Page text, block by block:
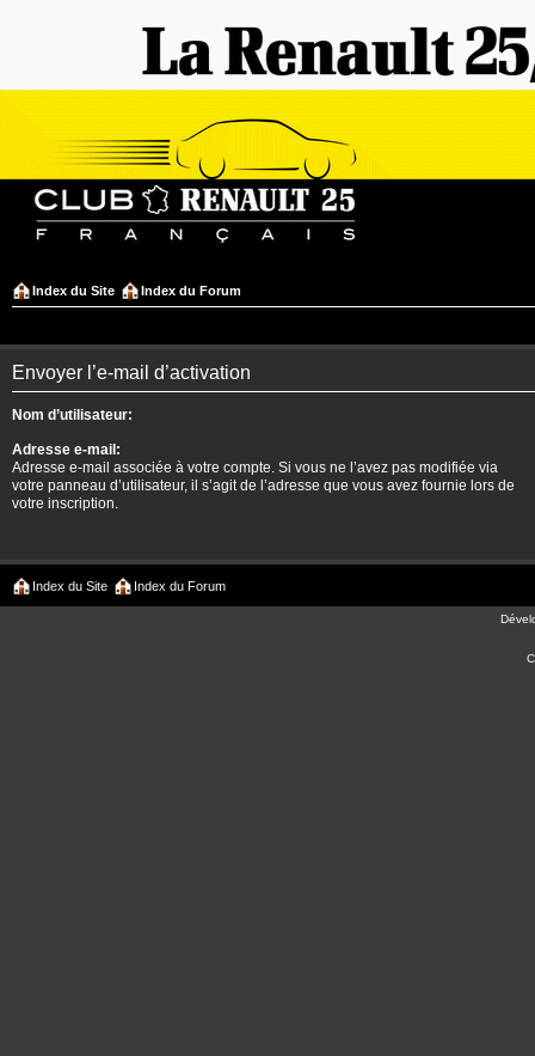
Index du Site Index du Forum
Envoyer l’e-mail d’activation
Nom d’utilisateur:
Adresse e-mail:
Adresse e-mail associée à votre compte. Si vous ne l’avez pas modifiée via
votre panneau d’utilisateur, il s’agit de l’adresse que vous avez fournie lors de
votre inscription.
Index du Site Index du Forum